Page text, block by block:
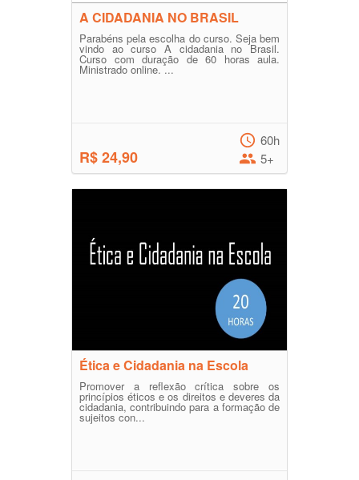
A CIDADANIA NO BRASIL
Parabéns pela escolha do curso. Seja bem
vindo ao curso A cidadania no Brasil.
Curso com duração de 60 horas aula.
Ministrado online. ...
R$ 24,90
60h
5+
Ética e Cidadania na Escola
Promover a reflexão crítica sobre os
princípios éticos e os direitos e deveres da
cidadania, contribuindo para a formação de
sujeitos con...